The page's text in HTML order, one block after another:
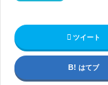
ツイート
はてブ